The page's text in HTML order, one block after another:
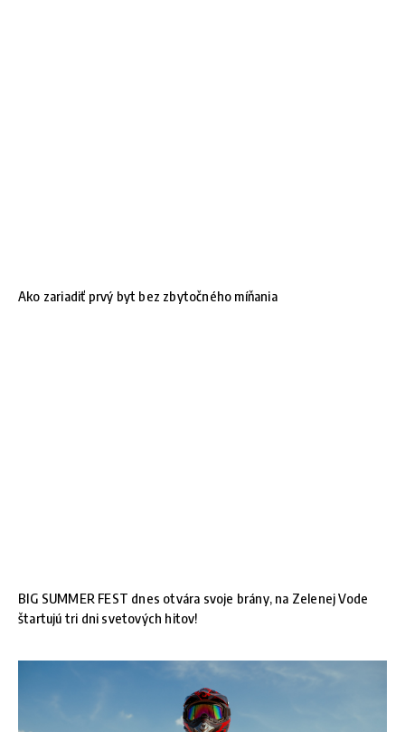
Ako zariadiť prvý byt bez zbytočného míňania
BIG SUMMER FEST dnes otvára svoje brány, na Zelenej Vode
štartujú tri dni svetových hitov!